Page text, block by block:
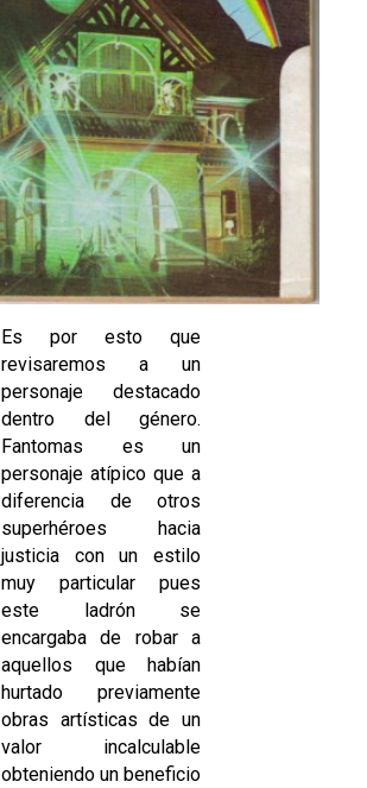
Es por esto que
revisaremos a un
personaje destacado
dentro del género.
Fantomas es un
personaje atípico que a
diferencia de otros
superhéroes hacia
justicia con un estilo
muy particular pues
este ladrón se
encargaba de robar a
aquellos que habían
hurtado previamente
obras artísticas de un
valor incalculable
obteniendo un beneficio